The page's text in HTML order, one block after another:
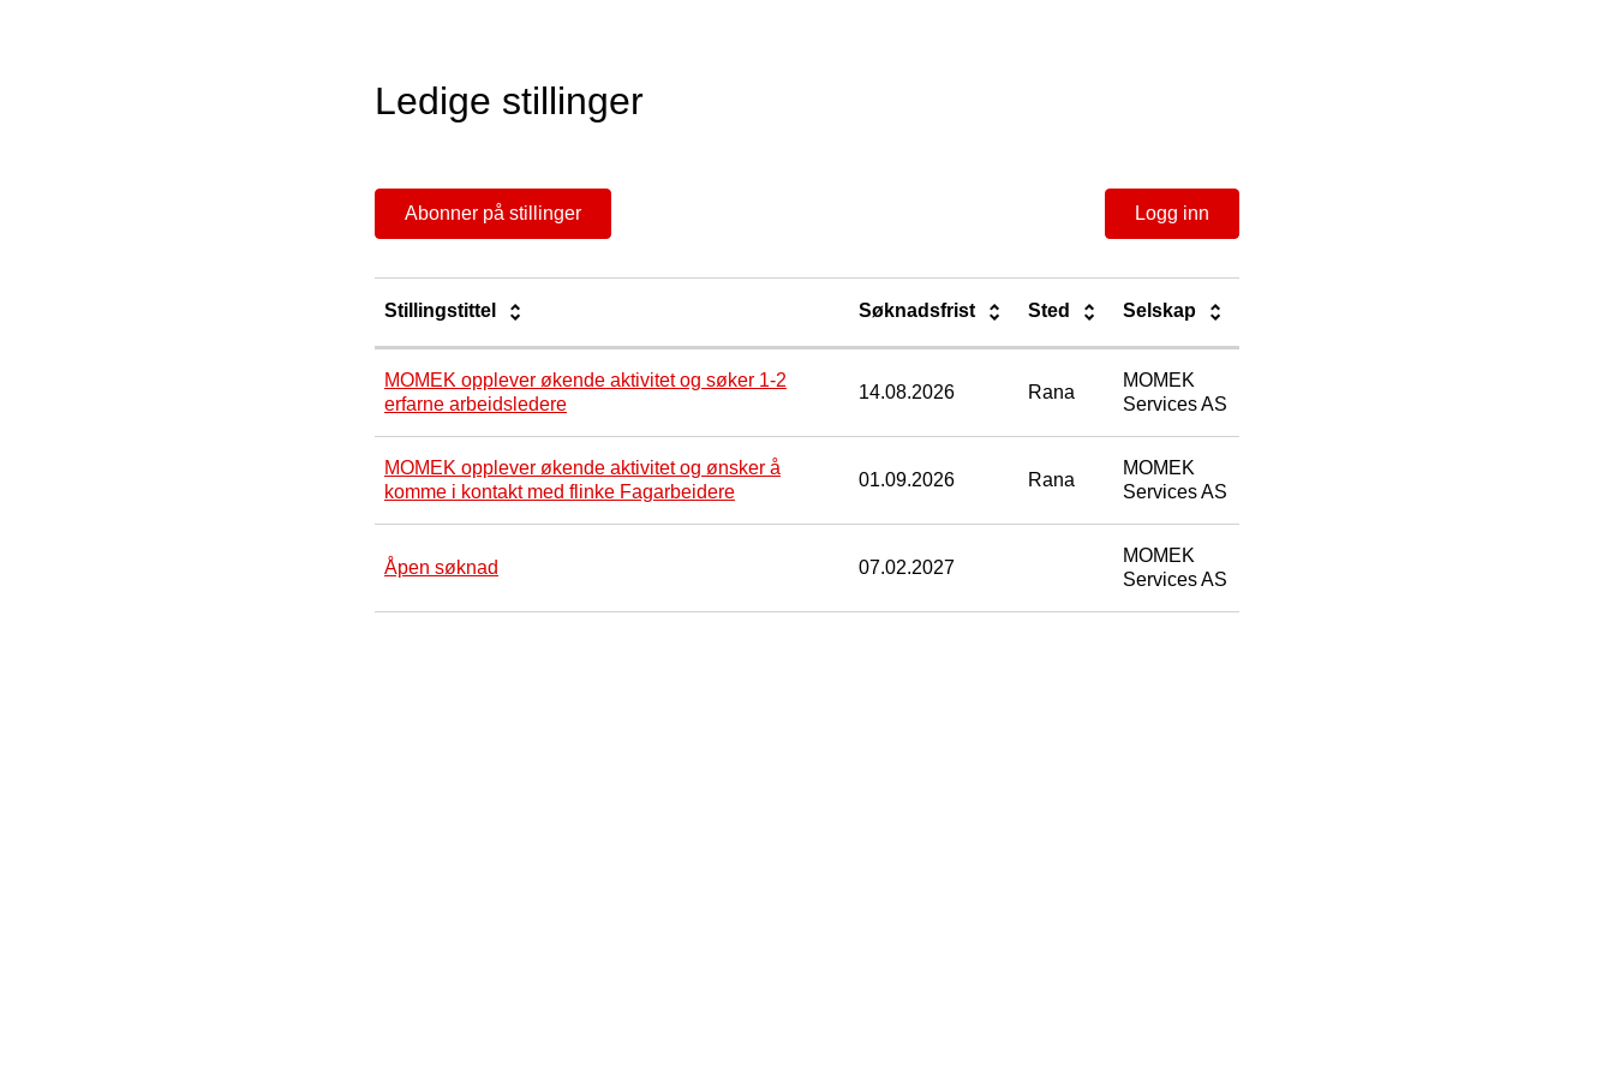
Ledige stillinger
Abonner på stillinger Logg inn
Stillingstittel Søknadsfrist Sted Selskap
MOMEK opplever økende aktivitet og søker 1-2
erfarne arbeidsledere
14.08.2026 Rana
MOMEK
Services AS
MOMEK opplever økende aktivitet og ønsker å
komme i kontakt med flinke Fagarbeidere
01.09.2026 Rana
MOMEK
Services AS
Åpen søknad 07.02.2027
MOMEK
Services AS